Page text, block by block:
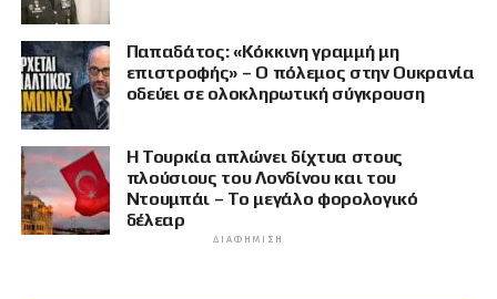
Παπαδάτος: «Κόκκινη γραμμή μη
επιστροφής» – Ο πόλεμος στην Ουκρανία
οδεύει σε ολοκληρωτική σύγκρουση
Η Τουρκία απλώνει δίχτυα στους
πλούσιους του Λονδίνου και του
Ντουμπάι – Το μεγάλο φορολογικό
δέλεαρ
ΔΙΑΦΉΜΙΣΗ